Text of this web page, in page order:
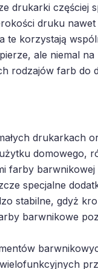
drukarki częściej
druku nawet
te korzystają
ale niemal na
rodzajów farb do
drukarkach
domowego,
farby
specjalne
stabilne, gdyż
barwnikowe